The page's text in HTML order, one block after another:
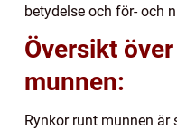
betydelse och för- och
Översikt
munnen:
Rynkor runt munnen